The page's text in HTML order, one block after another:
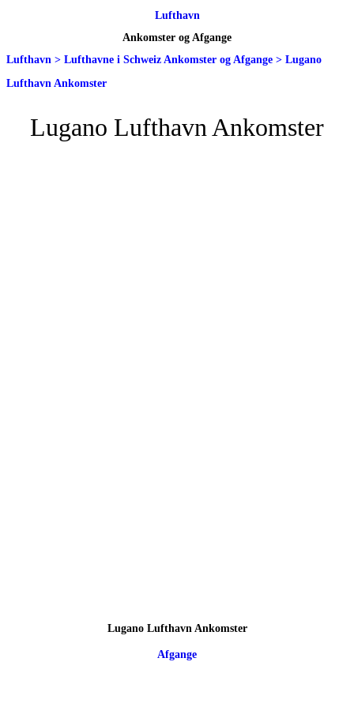
Lufthavn
Ankomster og Afgange
Lufthavn > Lufthavne i Schweiz Ankomster og Afgange > Lugano
Lufthavn Ankomster
Lugano Lufthavn Ankomster
Lugano Lufthavn Ankomster
Afgange